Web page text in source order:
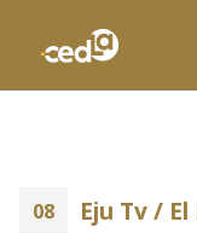
08
Eju Tv /